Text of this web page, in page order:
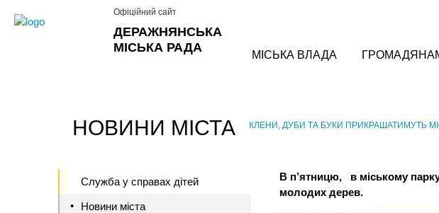
ДЕРАЖНЯНСЬКА
МІСЬКА РАДА
Офіційний сайт
МІСЬКА ВЛАДА
НОВИНИ МІСТА КЛЕНИ, ДУБИ ТА БУКИ ПРИКРАШАТИМУТЬ
Служба у справах дітей
Новини міста
В п’ятницю,
в міському
молодих дерев.